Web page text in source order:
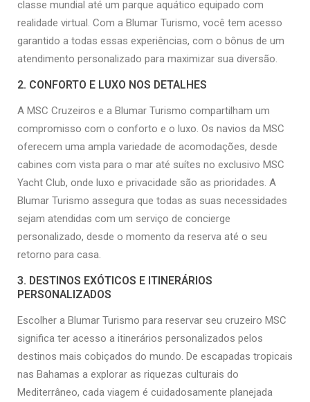
classe mundial até um parque aquático equipado com
realidade virtual. Com a Blumar Turismo, você tem acesso
garantido a todas essas experiências, com o bônus de um
atendimento personalizado para maximizar sua diversão.
2. CONFORTO E LUXO NOS DETALHES
A MSC Cruzeiros e a Blumar Turismo compartilham um
compromisso com o conforto e o luxo. Os navios da MSC
oferecem uma ampla variedade de acomodações, desde
cabines com vista para o mar até suítes no exclusivo MSC
Yacht Club, onde luxo e privacidade são as prioridades. A
Blumar Turismo assegura que todas as suas necessidades
sejam atendidas com um serviço de concierge
personalizado, desde o momento da reserva até o seu
retorno para casa.
3. DESTINOS EXÓTICOS E ITINERÁRIOS
PERSONALIZADOS
Escolher a Blumar Turismo para reservar seu cruzeiro MSC
significa ter acesso a itinerários personalizados pelos
destinos mais cobiçados do mundo. De escapadas tropicais
nas Bahamas a explorar as riquezas culturais do
Mediterrâneo, cada viagem é cuidadosamente planejada